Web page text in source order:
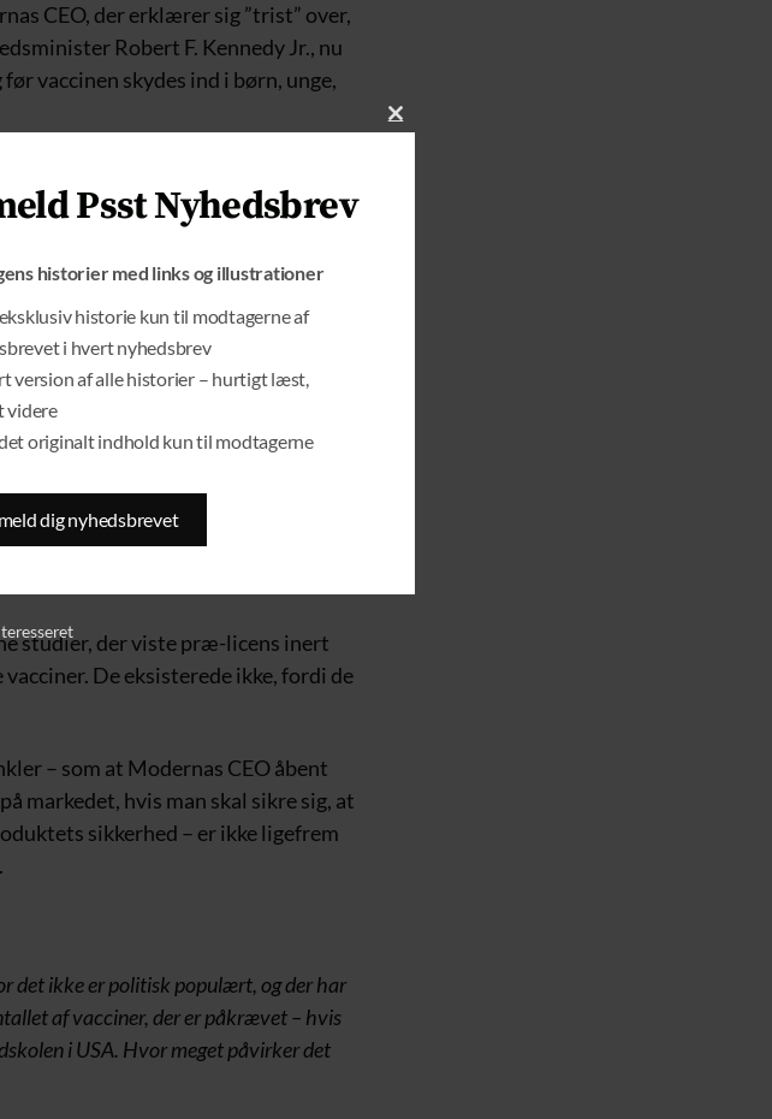
CEO, der erklærer sig ”trist” over,
Robert F. Kennedy Jr., nu
vaccinen skydes ind i børn, unge,
af de sikkerhedsforsøg – eller
af de vacciner, der indgik i USA’s
og advokater som fx Aaron Siri)
i det amerikanske
er blevet testet i præ-licens
of Health and Human Services,
og i høj grad hele den ‘vaccinerede
via Freedom of Information Act
var netop Anthony Fauci, der
studier, der viste præ-licens inert
De eksisterede ikke, fordi de
– som at Modernas CEO åbent
markedet, hvis man skal sikre sig, at
sikkerhed – er ikke ligefrem
det ikke er politisk populært, og der har
af vacciner, der er påkrævet – hvis
i USA. Hvor meget påvirker det
C
Psst Nyhedsbrev
historier med links og illustrationer
historie kun til modtagerne af
i hvert nyhedsbrev
version af alle historier – hurtigt læst,
videre
originalt indhold kun til modtagerne
dig nyhedsbrevet